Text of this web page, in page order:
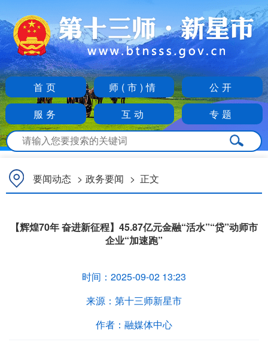
首页 师(市)情
公开
服务
互动 专题
要闻动态 > 政务要闻 > 正文
【辉煌70年 奋进新征程】45.87亿元金融“活水”“贷”动师市
企业“加速跑”
时间： 2025-09-02 13:23
来源： 第十三师新星市
作者： 融媒体中心